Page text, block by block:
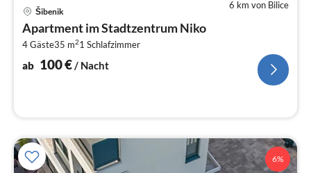
6 km von Bilice
Šibenik
Apartment im Stadtzentrum Niko
4 Gäste35 m21 Schlafzimmer
ab 100€ / Nacht
6%